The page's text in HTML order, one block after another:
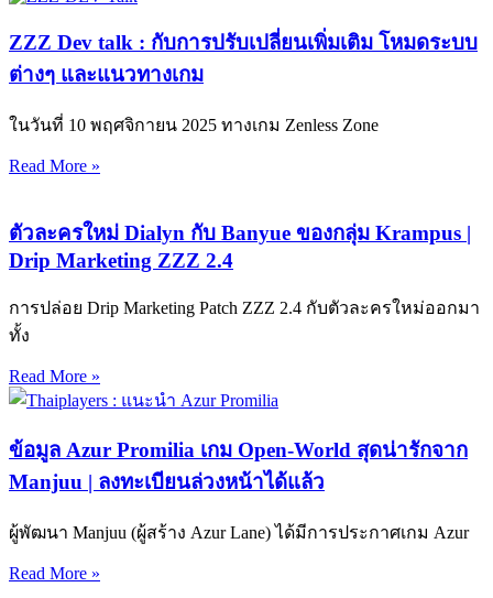
ZZZ Dev talk : กับการปรับเปลี่ยนเพิ่มเติม โหมดระบบ
ต่างๆ และแนวทางเกม
ในวันที่ 10 พฤศจิกายน 2025 ทางเกม Zenless Zone
Read More »
ตัวละครใหม่ Dialyn กับ Banyue ของกลุ่ม Krampus |
Drip Marketing ZZZ 2.4
การปล่อย Drip Marketing Patch ZZZ 2.4 กับตัวละครใหม่ออกมา
ทั้ง
Read More »
ข้อมูล Azur Promilia เกม Open-World สุดน่ารักจาก
Manjuu | ลงทะเบียนล่วงหน้าได้แล้ว
ผู้พัฒนา Manjuu (ผู้สร้าง Azur Lane) ได้มีการประกาศเกม Azur
Read More »